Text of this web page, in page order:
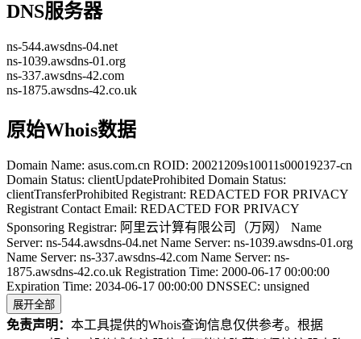
DNS服务器
ns-544.awsdns-04.net
ns-1039.awsdns-01.org
ns-337.awsdns-42.com
ns-1875.awsdns-42.co.uk
原始Whois数据
Domain Name: asus.com.cn ROID: 20021209s10011s00019237-cn
Domain Status: clientUpdateProhibited Domain Status:
clientTransferProhibited Registrant: REDACTED FOR PRIVACY
Registrant Contact Email: REDACTED FOR PRIVACY
Sponsoring Registrar: 阿里云计算有限公司（万网） Name
Server: ns-544.awsdns-04.net Name Server: ns-1039.awsdns-01.org
Name Server: ns-337.awsdns-42.com Name Server: ns-
1875.awsdns-42.co.uk Registration Time: 2000-06-17 00:00:00
Expiration Time: 2034-06-17 00:00:00 DNSSEC: unsigned
展开全部
免责声明： 本工具提供的Whois查询信息仅供参考。根据